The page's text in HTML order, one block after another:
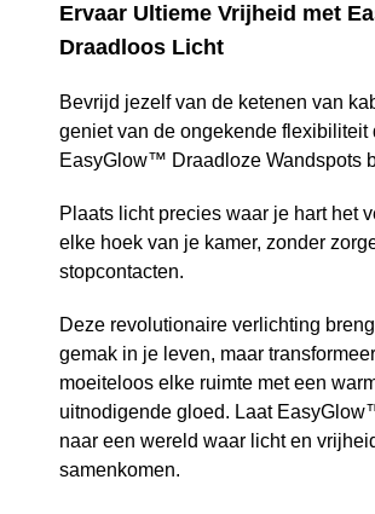
Ervaar Ultieme Vrijheid met
Draadloos Licht
Bevrijd jezelf van de ketenen van
geniet van de ongekende flexibiliteit
EasyGlow™ Draadloze Wandspots
Plaats licht precies waar je hart het
elke hoek van je kamer, zonder
stopcontacten.
Deze revolutionaire verlichting
gemak in je leven, maar
moeiteloos elke ruimte met een
uitnodigende gloed. Laat
naar een wereld waar licht en
samenkomen.